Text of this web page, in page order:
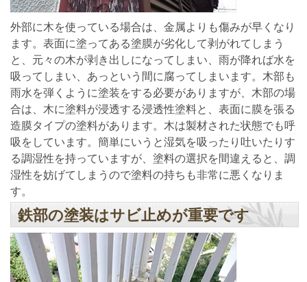
外部に木を使っている場合は、金属よりも傷みが早くなり
ます。表面に塗ってある塗膜が劣化して剥がれてしまう
と、元々の木が剥き出しになってしまい、雨が降れば水を
吸ってしまい、あっという間に腐ってしまいます。木部も
雨水を弾くように塗装をする必要がありますが、木部の場
合は、木に塗料が浸透する浸透性塗料と、表面に膜を張る
造膜タイプの塗料があります。木は製材された状態でも呼
吸をしています。簡単にいうと湿気を吸ったり吐いたりす
る調湿性を持っていますが、塗料の選択を間違えると、調
湿性を妨げてしまうので塗料の持ちも非常に悪くなりま
す。
鉄部の塗装はサビ止めが重要です